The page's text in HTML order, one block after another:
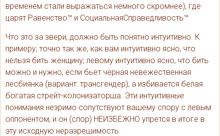
временем стали выражаться немного скромнее), где
царят Равенство™ и СоциальнаяСправедливость™
Что это за звери, должно быть понятно интуитивно. К
примеру, точно так же, как вам интуитивно ясно, что
нельзя бить женщину, левому интуитивно ясно, что бить
можно и нужно, если бьет черная невежественная
лесбиянка (вариант: трансгендер), а избивается белая
богатая стрейт-колонизаторша. Эти интуитивные
понимания незримо сопутствуют вашему спору с левым
оппонентом, и он (спор) НЕИЗБЕЖНО упрется в итоге в
эту исходную неразрешимость.